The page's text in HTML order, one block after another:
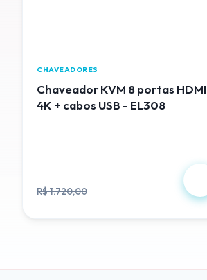
CHAVEADORES
Chaveador KVM 8 portas HDMI
4K + cabos USB - EL308
R$ 1.720,00